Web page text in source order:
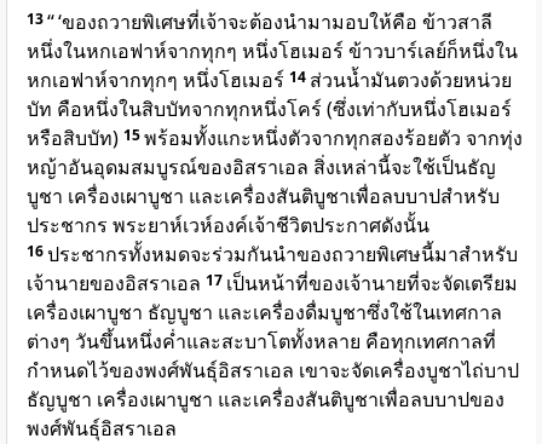
13“ ‘ของถวายพิเศษที่เจ้าจะต้องนำมามอบให้คือ ข้าวสาลี
หนึ่งในหกเอฟาห์จากทุกๆ หนึ่งโฮเมอร์ ข้าวบาร์เลย์ก็หนึ่งใน
หกเอฟาห์จากทุกๆ หนึ่งโฮเมอร์ 14 ส่วนน้ำมันตวงด้วยหน่วย
บัท คือหนึ่งในสิบบัทจากทุกหนึ่งโคร์ (ซึ่งเท่ากับหนึ่งโฮเมอร์
หรือสิบบัท) 15พร้อมทั้งแกะหนึ่งตัวจากทุกสองร้อยตัว จากทุ่ง
หญ้าอันอุดมสมบูรณ์ของอิสราเอล สิ่งเหล่านี้จะใช้เป็นธัญ
บูชา เครื่องเผาบูชา และเครื่องสันติบูชาเพื่อลบบาปสำหรับ
ประชากร พระยาห์เวห์องค์เจ้าชีวิตประกาศดังนั้น
16ประชากรทั้งหมดจะร่วมกันนำของถวายพิเศษนี้มาสำหรับ
เจ้านายของอิสราเอล 17 เป็นหน้าที่ของเจ้านายที่จะจัดเตรียม
เครื่องเผาบูชา ธัญบูชา และเครื่องดื่มบูชาซึ่งใช้ในเทศกาล
ต่างๆ วันขึ้นหนึ่งค่ำและสะบาโตทั้งหลาย คือทุกเทศกาลที่
กำหนดไว้ของพงศ์พันธุ์อิสราเอล เขาจะจัดเครื่องบูชาไถ่บาป
ธัญบูชา เครื่องเผาบูชา และเครื่องสันติบูชาเพื่อลบบาปของ
พงศ์พันธุ์อิสราเอล